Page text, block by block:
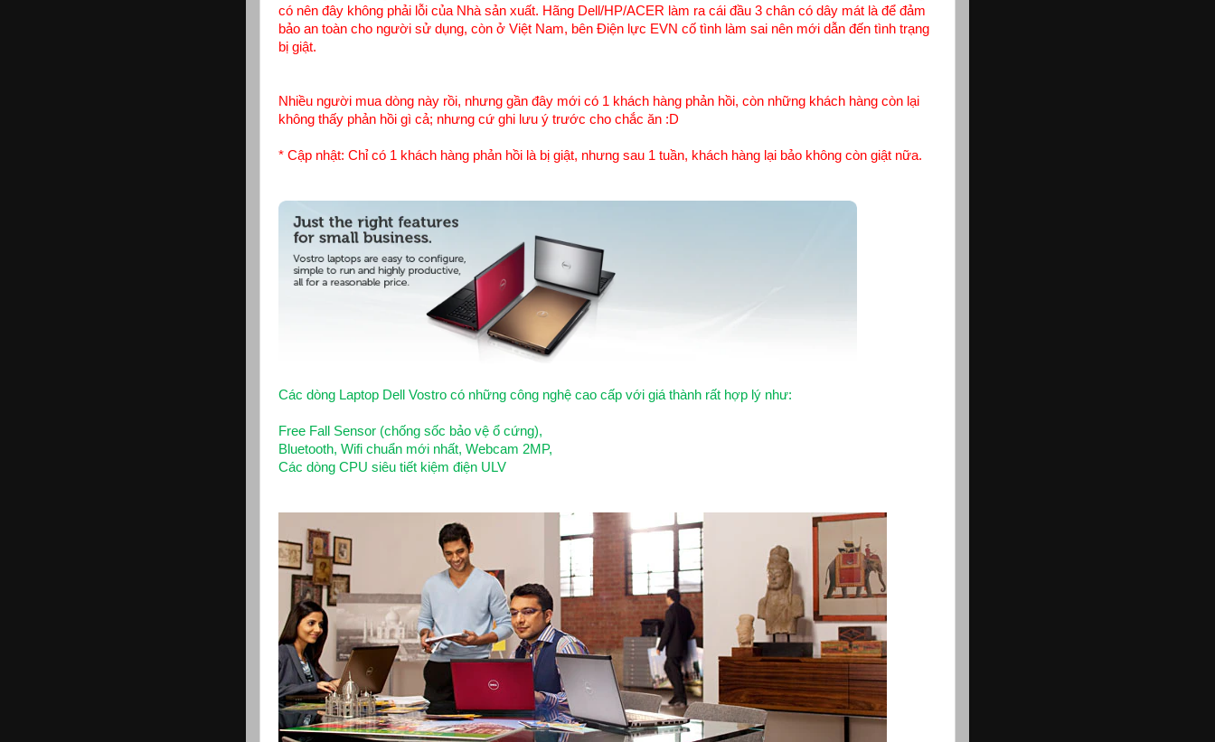
có nên đây không phải lỗi của Nhà sản xuất. Hãng Dell/HP/ACER làm ra cái đầu 3 chân có dây mát là để đảm
bảo an toàn cho người sử dụng, còn ở Việt Nam, bên Điện lực EVN cố tình làm sai nên mới dẫn đến tình trạng
bị giật.
Nhiều người mua dòng này rồi, nhưng gần đây mới có 1 khách hàng phản hồi, còn những khách hàng còn lại
không thấy phản hồi gì cả; nhưng cứ ghi lưu ý trước cho chắc ăn :D
* Cập nhật: Chỉ có 1 khách hàng phản hồi là bị giật, nhưng sau 1 tuần, khách hàng lại bảo không còn giật nữa.
Các dòng Laptop Dell Vostro có những công nghệ cao cấp với giá thành rất hợp lý như:
Free Fall Sensor (chống sốc bảo vệ ổ cứng),
Bluetooth, Wifi chuẩn mới nhất, Webcam 2MP,
Các dòng CPU siêu tiết kiệm điện ULV